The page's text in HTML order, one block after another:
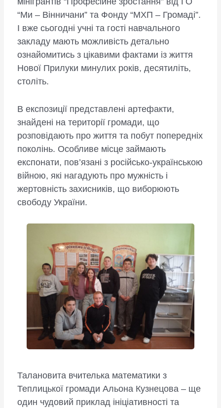
“Ми – Вінничани” та Фонду “МХП – Громаді”.
І вже сьогодні учні та гості навчального
закладу мають можливість детально
ознайомитись з цікавими фактами із життя
Нової Прилуки минулих років, десятиліть,
століть.
В експозиції представлені артефакти,
знайдені на території громади, що
розповідають про життя та побут попередніх
поколінь. Особливе місце займають
експонати, пов’язані з російсько-українською
війною, які нагадують про мужність і
жертовність захисників, що виборюють
свободу України.
Талановита вчителька математики з
Теплицької громади Альона Кузнецова – ще
один чудовий приклад ініціативності та